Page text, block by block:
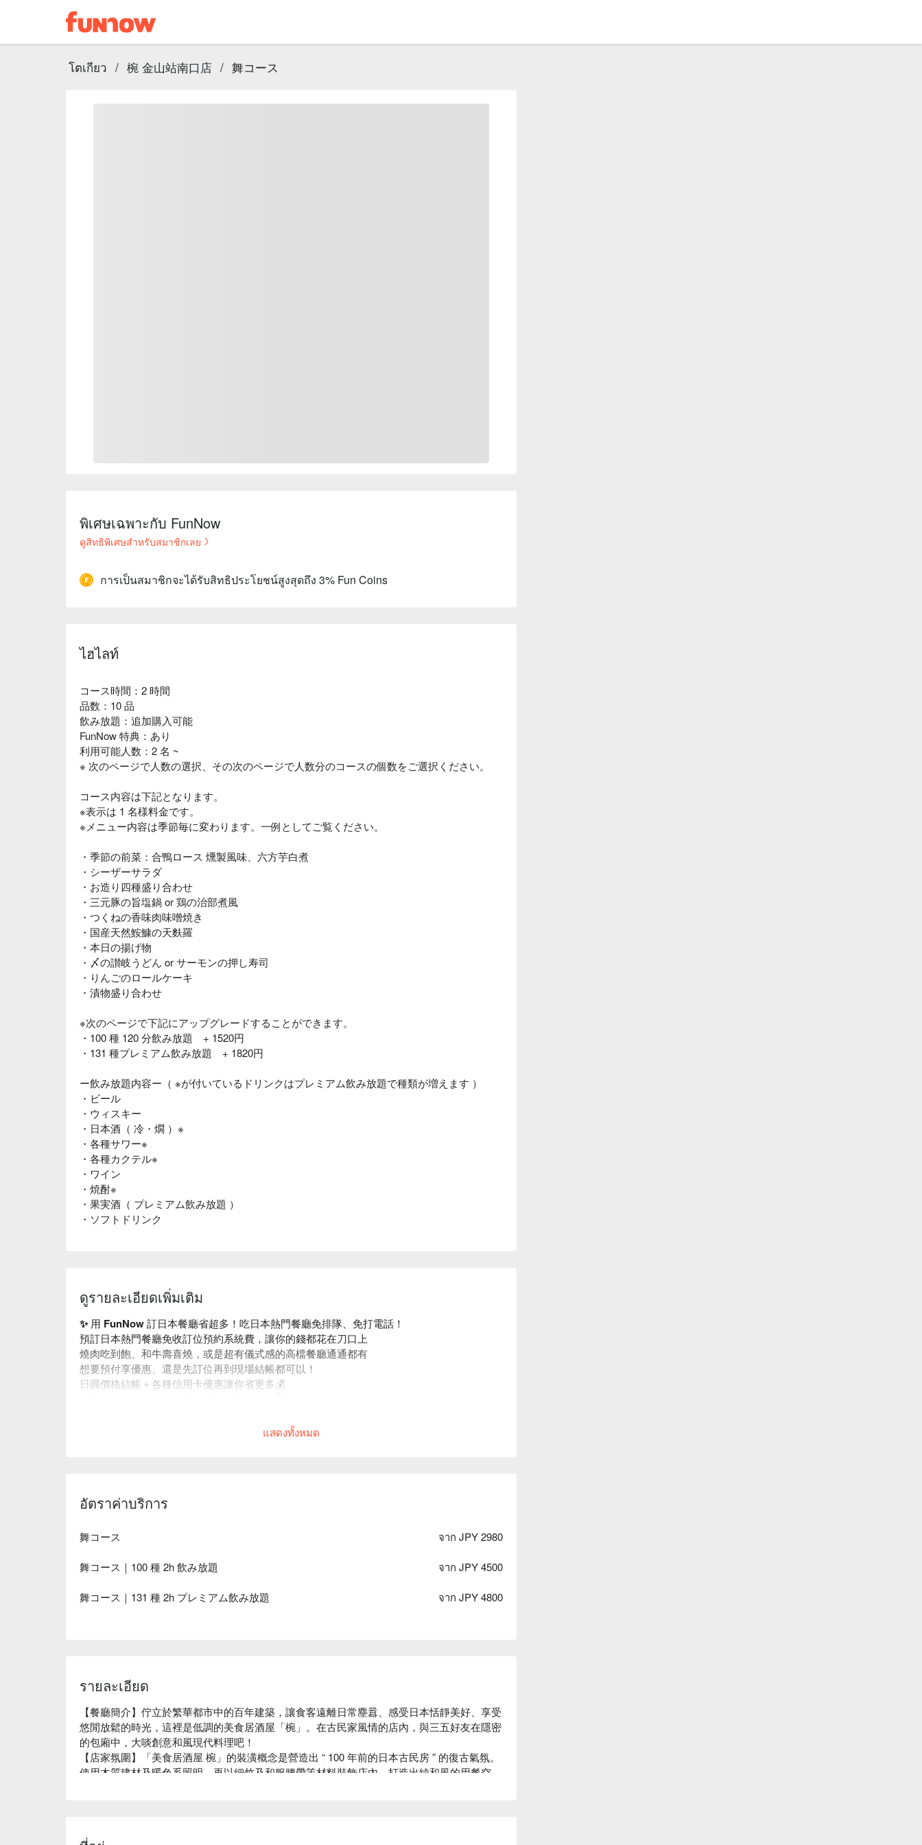
โตเกียว / 椀 金山站南口店 / 舞コース
พิเศษเฉพาะกับ FunNow
ดูสิทธิพิเศษสำหรับสมาชิกเลย
การเป็นสมาชิกจะได้รับสิทธิประโยชน์สูงสุดถึง 3% Fun Coins
ไฮไลท์
コース時間：2 時間
品数：10 品
飲み放題：追加購入可能
FunNow 特典：あり
利用可能人数：2 名 ~
※ 次のページで人数の選択、その次のページで人数分のコースの個数をご選択ください。
コース内容は下記となります。
※表示は 1 名様料金です。
※メニュー内容は季節毎に変わります。一例としてご覧ください。
・季節の前菜：合鴨ロース 燻製風味、六方芋白煮
・シーザーサラダ
・お造り四種盛り合わせ
・三元豚の旨塩鍋 or 鶏の治部煮風
・つくねの香味肉味噌焼き
・国産天然鮟鱇の天麩羅
・本日の揚げ物
・〆の讃岐うどん or サーモンの押し寿司
・りんごのロールケーキ
・漬物盛り合わせ
※次のページで下記にアップグレードすることができます。
・100 種 120 分飲み放題 + 1520円
・131 種プレミアム飲み放題 + 1820円
ー飲み放題内容ー（ ※が付いているドリンクはプレミアム飲み放題で種類が増えます ）
・ビール
・ウィスキー
・日本酒（ 冷・燗 ）※
・各種サワー※
・各種カクテル※
・ワイン
・焼酎※
・果実酒（ プレミアム飲み放題 ）
・ソフトドリンク
ดูรายละเอียดเพิ่มเติม
✨ 用 FunNow 訂日本餐廳省超多！吃日本熱門餐廳免排隊、免打電話！
預訂日本熱門餐廳免收訂位預約系統費，讓你的錢都花在刀口上
燒肉吃到飽、和牛壽喜燒，或是超有儀式感的高檔餐廳通通都有
想要預付享優惠、還是先訂位再到現場結帳都可以！
日圓價格結帳＋各種信用卡優惠讓你省更多💰
แสดงทั้งหมด
อัตราค่าบริการ
舞コース จาก JPY 2980
舞コース｜100 種 2h 飲み放題 จาก JPY 4500
舞コース｜131 種 2h プレミアム飲み放題 จาก JPY 4800
รายละเอียด
【餐廳簡介】佇立於繁華都市中的百年建築，讓食客遠離日常塵囂、感受日本恬靜美好、享受
悠閒放鬆的時光，這裡是低調的美食居酒屋「椀」。在古民家風情的店內，與三五好友在隱密
的包廂中，大啖創意和風現代料理吧！
【店家氛圍】「美食居酒屋 椀」的裝潢概念是營造出 “ 100 年前的日本古民房 ” 的復古氣氛。
使用木質建材及暖色系照明，再以細竹及和服腰帶等材料裝飾店內，打造出純和風的用餐空